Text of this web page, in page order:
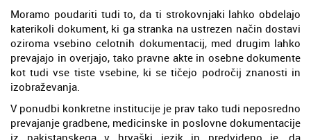
Moramo poudariti tudi to, da ti strokovnjaki lahko obdelajo
katerikoli dokument, ki ga stranka na ustrezen način dostavi
oziroma vsebino celotnih dokumentacij, med drugim lahko
prevajajo in overjajo, tako pravne akte in osebne dokumente
kot tudi vse tiste vsebine, ki se tičejo področij znanosti in
izobraževanja.
V ponudbi konkretne institucije je prav tako tudi neposredno
prevajanje gradbene, medicinske in poslovne dokumentacije
iz pakistanskega v hrvaški jezik in predvideno je, da